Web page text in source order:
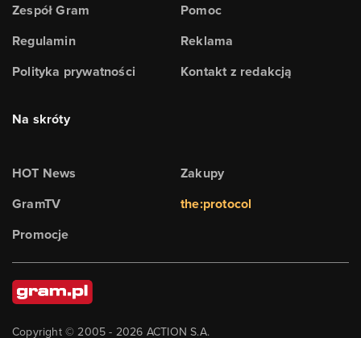
Zespół Gram
Regulamin
Polityka prywatności
Pomoc
Reklama
Kontakt z redakcją
Na skróty
HOT News
GramTV
Promocje
Zakupy
the:protocol
Copyright © 2005 - 2026 ACTION S.A.